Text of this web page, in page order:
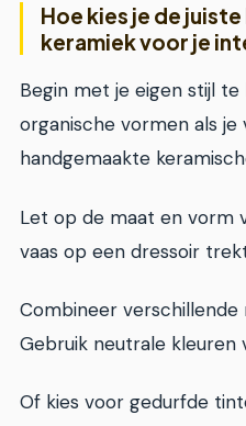
Hoe kies je de
keramiek voor je
Begin met je eigen stijl te
organische vormen als je
handgemaakte
Let op de maat en vorm
vaas op een dressoir
Combineer
Gebruik neutrale kleuren
Of kies voor gedurfde